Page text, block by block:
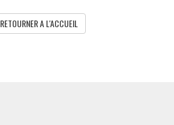
RETOURNER A L'ACCUEIL